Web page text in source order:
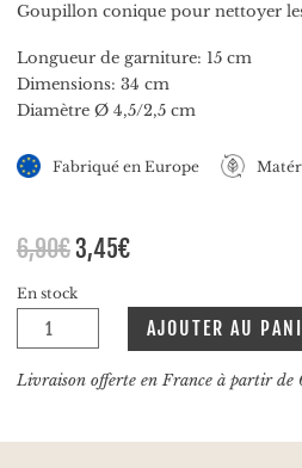
Goupillon conique pour nettoyer
Longueur de garniture: 15 cm
Dimensions: 34 cm
Diamètre Ø 4,5/2,5 cm
Fabriqué en Europe
6,90€Le
initial
6,90€.
3,45€Le
actuel
est :
3,45€.
En stock
quantité
de
Goupillon
AJOUTER AU
Livraison offerte en France à partir de